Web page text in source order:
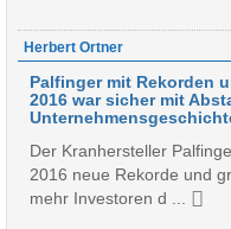
Herbert Ortner
Palfinger mit Rekorden
2016 war sicher mit
Der Kranhersteller
2016 neue Rekorde und
mehr Investoren d ...